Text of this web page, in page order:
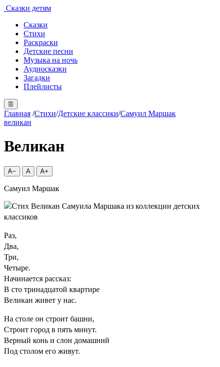
Сказки детям
Сказки
Стихи
Раскраски
Детские песни
Музыка на ночь
Аудиосказки
Загадки
Плейлисты
☰
Главная /Стихи/Детские классики/Самуил Маршак
великан
Великан
A− A A+
Самуил Маршак
Раз,
Два,
Три,
Четыре.
Начинается рассказ:
В сто тринадцатой квартире
Великан живет у нас.
На столе он строит башни,
Строит город в пять минут.
Верный конь и слон домашний
Под столом его живут.